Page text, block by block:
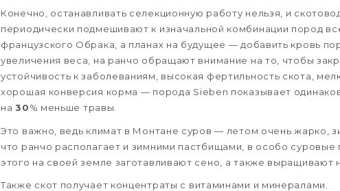
Конечно, останавливать селекционную работу нельзя, и
периодически подмешивают к изначальной комбинации пород
французского Обрака, а планах на будущее — добавить кровь
увеличения веса, на ранчо обращают внимание на то, чтобы
устойчивость к заболеваниям, высокая фертильность скота,
хорошая конверсия корма — порода Sieben показывает
на30% меньше травы.
Это важно, ведь климат в Монтане суров — летом очень жарко,
что ранчо располагает и зимними пастбищами, в особо
этого на своей земле заготавливают сено, а также выращивают
Также скот получает концентраты с витаминами и минералами.